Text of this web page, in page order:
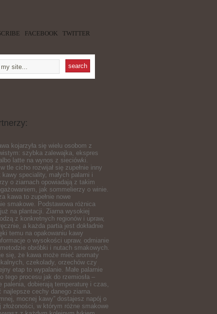
FACEBOOK TWITTER
kojarzyła się wielu osobom z
szybka zalewajka, ekspres
latte na wynos z sieciówki.
tle cicho rozwijał się zupełnie inny
speciality, małych palarni i
o ziarnach opowiadają z takim
jak sommelierzy o winie.
kawa to zupełnie nowe
smakowe. Podstawowa różnica
na plantacji. Ziarna wysokiej
z konkretnych regionów i upraw,
a każda partia jest dokładnie
temu na opakowaniu kawy
o wysokości upraw, odmianie
obróbki i nutach smakowych.
się, że kawa może mieć aromaty
czekolady, orzechów czy
etap to wypalanie. Małe palarnie
tego procesu jak do rzemiosła –
palenia, dobierają temperaturę i czas,
najlepsze cechy danego ziarna.
mocnej kawy” dostajesz napój o
złożoności, w którym różne smakowe